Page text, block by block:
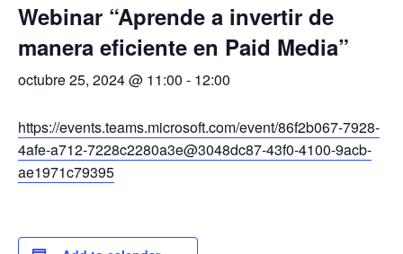
Webinar “Aprende a invertir de
manera eficiente en Paid Media”
octubre 25, 2024 @ 11:00 - 12:00
https://events.teams.microsoft.com/event/86f2b067-7928-
4afe-a712-7228c2280a3e@3048dc87-43f0-4100-9acb-
ae1971c79395